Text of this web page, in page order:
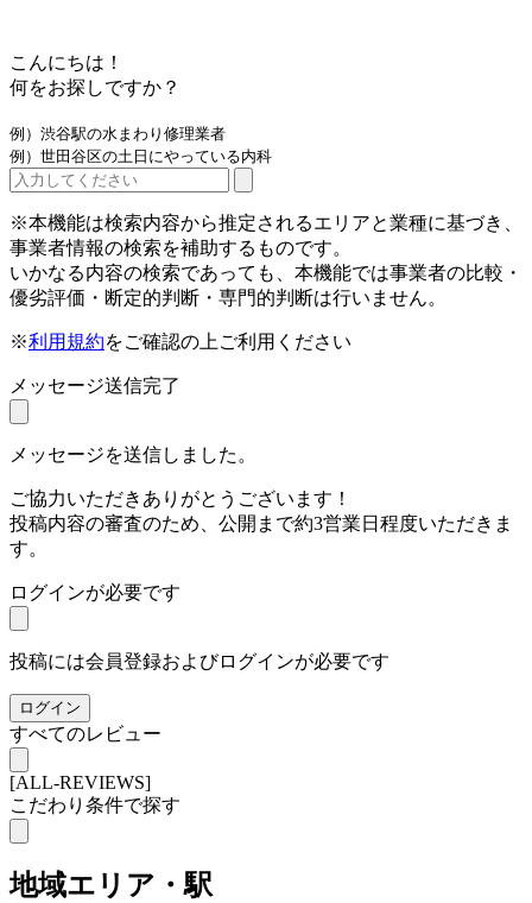
こんにちは！
何をお探しですか？
例）渋谷駅の水まわり修理業者
例）世田谷区の土日にやっている内科
※本機能は検索内容から推定されるエリアと業種に基づき、
事業者情報の検索を補助するものです。
いかなる内容の検索であっても、本機能では事業者の比較・
優劣評価・断定的判断・専門的判断は行いません。
※利用規約をご確認の上ご利用ください
メッセージ送信完了
メッセージを送信しました。
ご協力いただきありがとうございます！
投稿内容の審査のため、公開まで約3営業日程度いただきま
す。
ログインが必要です
投稿には会員登録およびログインが必要です
ログイン
すべてのレビュー
[ALL-REVIEWS]
こだわり条件で探す
地域エリア・駅